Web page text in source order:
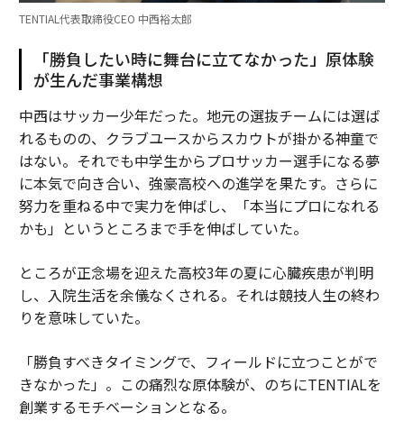
TENTIAL代表取締役CEO 中西裕太郎
「勝負したい時に舞台に立てなかった」原体験
が生んだ事業構想
中西はサッカー少年だった。地元の選抜チームには選ば
れるものの、クラブユースからスカウトが掛かる神童で
はない。それでも中学生からプロサッカー選手になる夢
に本気で向き合い、強豪高校への進学を果たす。さらに
努力を重ねる中で実力を伸ばし、「本当にプロになれる
かも」というところまで手を伸ばしていた。
ところが正念場を迎えた高校3年の夏に心臓疾患が判明
し、入院生活を余儀なくされる。それは競技人生の終わ
りを意味していた。
「勝負すべきタイミングで、フィールドに立つことがで
きなかった」。この痛烈な原体験が、のちにTENTIALを
創業するモチベーションとなる。